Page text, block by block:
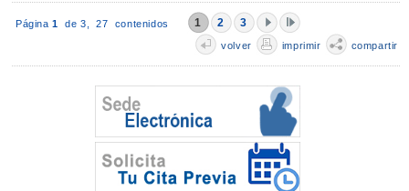
Página 1 de 3,27 contenidos 1 2 3
volver imprimir compartir